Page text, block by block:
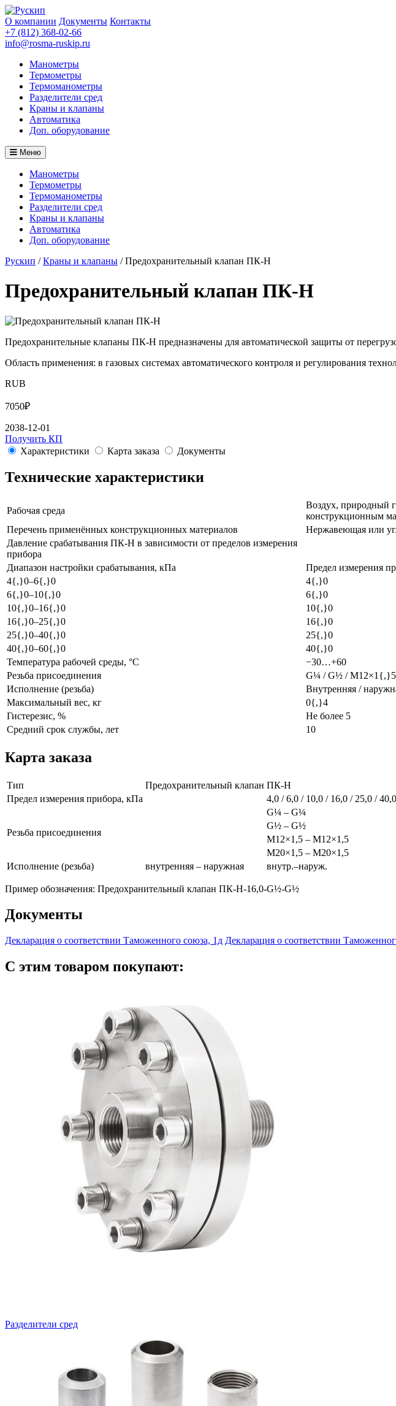
О компании Документы Контакты
+7 (812) 368-02-66
info@rosma-ruskip.ru
Манометры
Термометры
Термоманометры
Разделители сред
Краны и клапаны
Автоматика
Доп. оборудование
Меню
Манометры
Термометры
Термоманометры
Разделители сред
Краны и клапаны
Автоматика
Доп. оборудование
Рускип /Краны и клапаны /Предохранительный клапан ПК-Н
Предохранительный клапан ПК-Н
Предохранительные клапаны ПК-Н предназначены для автоматической защиты от
Область применения: в газовых системах автоматического контроля и регулирования
RUB
7050₽
2038-12-01
Получить КП
Характеристики
Карта заказа Документы
Технические характеристики
Рабочая среда
Воздух, природный
конструкционным
Перечень применённых конструкционных материалов
Нержавеющая или
Давление срабатывания ПК‑Н в зависимости от пределов измерения
прибора
Диапазон настройки срабатывания, кПа
Предел измерения
4{,}0–6{,}0
4{,}0
6{,}0–10{,}0
6{,}0
10{,}0–16{,}0
10{,}0
16{,}0–25{,}0
16{,}0
25{,}0–40{,}0
25{,}0
40{,}0–60{,}0
40{,}0
Температура рабочей среды, °С
−30…+60
Резьба присоединения
G¼ / G½ /
Исполнение (резьба)
Внутренняя /
Максимальный вес, кг
0{,}4
Гистерезис, %
Не более 5
Средний срок службы, лет
10
Карта заказа
Тип Предохранительный клапан ПК-Н
Предел измерения прибора, кПа
4,0 / 6,0 / 10,0 / 16,0 / 25,0 / 40,0
Резьба присоединения
G¼ – G¼
G½ – G½
M12×1,5 – M12×1,5
M20×1,5 – M20×1,5
Исполнение (резьба)
внутренняя – наружная внутр.–наруж.
Пример обозначения: Предохранительный клапан ПК-Н-16,0-G½-G½
Документы
Декларация о соответствии Таможенного союза, 1д Декларация о соответствии
С этим товаром покупают:
Разделители сред